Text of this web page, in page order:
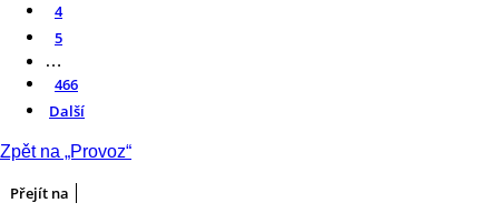
4
5
…
466
Další
Zpět na „Provoz“
Přejít na